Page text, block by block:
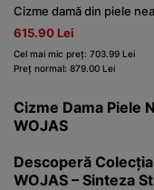
615.90 Lei
Cel mai mic preț: 703.99 Lei
Preț normal: 879.00 Lei
Cizme Dama Piele
WOJAS
Descoperă
WOJAS – Sinteza